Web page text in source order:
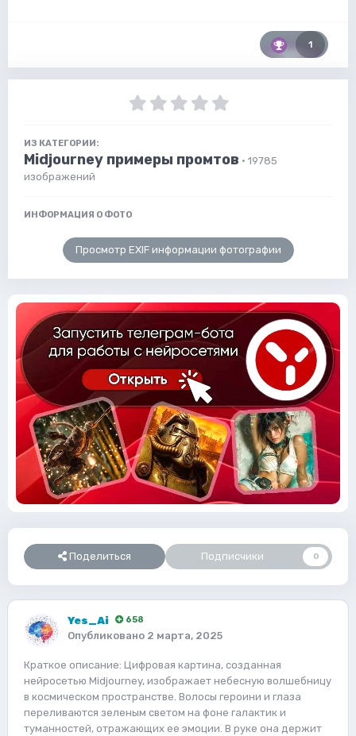
1
ИЗ КАТЕГОРИИ:
Midjourney примеры промтов · 19785
изображений
ИНФОРМАЦИЯ О ФОТО
Просмотр EXIF информации фотографии
Поделиться Подписчики 0
Yes_Ai 658
Опубликовано 2 марта, 2025
Краткое описание: Цифровая картина, созданная
нейросетью Midjourney, изображает небесную волшебницу
в космическом пространстве. Волосы героини и глаза
переливаются зеленым светом на фоне галактик и
туманностей, отражающих ее эмоции. В руке она держит